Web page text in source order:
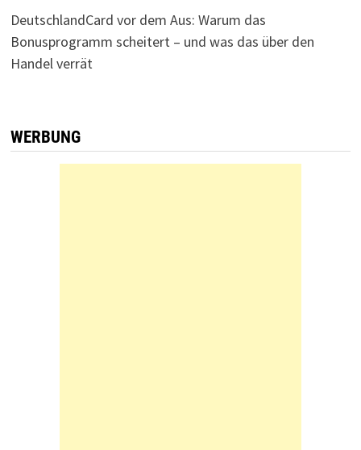
DeutschlandCard vor dem Aus: Warum das
Bonusprogramm scheitert – und was das über den
Handel verrät
WERBUNG